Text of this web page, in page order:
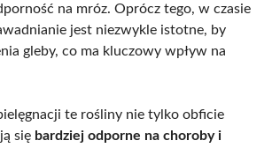
na mróz. Oprócz tego, w czasie
jest niezwykle istotne, by
gleby, co ma kluczowy wpływ na
te rośliny nie tylko obficie
się bardziej odporne na choroby i